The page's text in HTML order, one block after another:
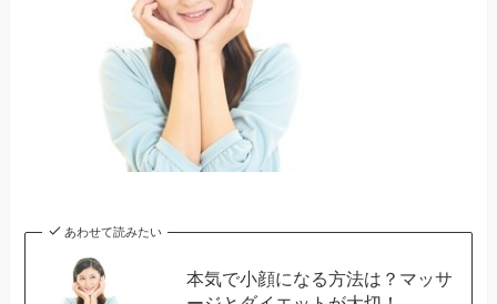
あわせて読みたい
本気で小顔になる方法は？マッサ